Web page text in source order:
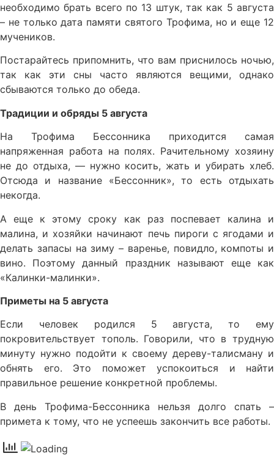
необходимо брать всего по 13 штук, так как 5 августа
– не только дата памяти святого Трофима, но и еще 12
мучеников.
Постарайтесь припомнить, что вам приснилось ночью,
так как эти сны часто являются вещими, однако
сбываются только до обеда.
Традиции и обряды 5 августа
На Трофима Бессонника приходится самая
напряженная работа на полях. Рачительному хозяину
не до отдыха, — нужно косить, жать и убирать хлеб.
Отсюда и название «Бессонник», то есть отдыхать
некогда.
А еще к этому сроку как раз поспевает калина и
малина, и хозяйки начинают печь пироги с ягодами и
делать запасы на зиму – варенье, повидло, компоты и
вино. Поэтому данный праздник называют еще как
«Калинки-малинки».
Приметы на 5 августа
Если человек родился 5 августа, то ему
покровительствует тополь. Говорили, что в трудную
минуту нужно подойти к своему дереву-талисману и
обнять его. Это поможет успокоиться и найти
правильное решение конкретной проблемы.
В день Трофима-Бессонника нельзя долго спать –
примета к тому, что не успеешь закончить все работы.